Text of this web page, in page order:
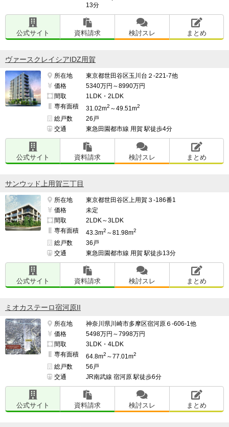
13分
公式サイト 資料請求 検討スレ まとめ
ヴァースクレイシアIDZ用賀
所在地
東京都世田谷区玉川台２-221-7他
価格
5340万円～8990万円
間取
1LDK・2LDK
専有面積
31.02m2 ～49.51m2
総戸数
26戸
交通
東急田園都市線 用賀 駅徒歩4分
公式サイト 資料請求 検討スレ まとめ
サンウッド上用賀三丁目
所在地
東京都世田谷区上用賀３-186番1
価格
未定
間取
2LDK～3LDK
専有面積
43.3m2 ～81.98m2
総戸数
36戸
交通
東急田園都市線 用賀 駅徒歩13分
公式サイト 資料請求 検討スレ まとめ
ミオカステーロ宿河原II
所在地
神奈川県川崎市多摩区宿河原６-606-1他
価格
5498万円～7998万円
間取
3LDK・4LDK
専有面積
64.8m2 ～77.01m2
総戸数
56戸
交通
JR南武線 宿河原 駅徒歩6分
公式サイト 資料請求 検討スレ まとめ